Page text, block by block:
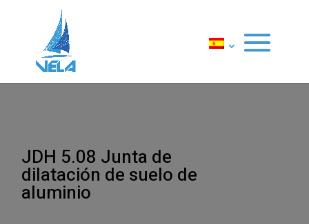
JDH 5.08 Junta de
dilatación de suelo de
aluminio